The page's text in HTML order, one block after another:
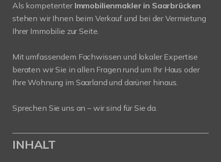
Als kompetenter Immobilienmakler in Saarbrücken
stehen wir Ihnen beim Verkauf und bei der Vermietung
Ihrer Immobilie zur Seite.
Mit umfassendem Fachwissen und lokaler Expertise
beraten wir Sie in allen Fragen rund um Ihr Haus oder
Ihre Wohnung im Saarland und darüner hinaus.
Sprechen Sie uns an – wir sind für Sie da.
INHALT